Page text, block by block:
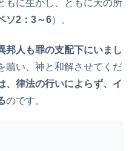
もに生かし、ともに天の所
ソ2：3～6）。
邦人も罪の支配下にいまし
贖い、神と和解させてくだ
、律法の行いによらず、イ
のです。